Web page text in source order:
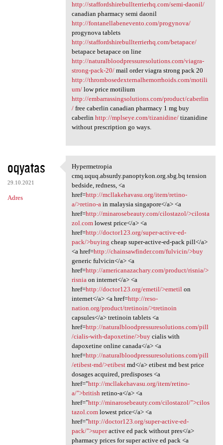
http://staffordshirebullterrierhq.com/semi-daonil/
canadian pharmacy semi daonil
http://fontanellabenevento.com/progynova/
progynova tablets
http://staffordshirebullterrierhq.com/betapace/
betapace betapace on line
http://naturalbloodpressuresolutions.com/viagra-
strong-pack-20/mail order viagra strong pack 20
http://thrombosedexternalhemorrhoids.com/motili
um/low price motilium
http://embarrassingsolutions.com/product/caberlin
/free caberlin canadian pharmacy 1 mg buy
caberlin http://mplseye.com/tizanidine/tizanidine
without prescription go ways.
oqyatas
29.10.2021
Adres
Hypermetropia cmq.uquq
Hypermetropia
cmq.uquq.absurdy.panoptykon.org.sbg.bq tension
bedside, redness, <a
href=http://mcllakehavasu.org/item/retino-
a/>retino-a in malaysia singapore</a> <a
href=http://minarosebeauty.com/cilostazol/>cilosta
zol.comlowest price</a> <a
href=http://doctor123.org/super-active-ed-
pack/>buying cheap super-active-ed-pack pill</a>
<a href=http://chainsawfinder.com/fulvicin/>buy
generic fulvicin</a> <a
href=http://americanazachary.com/product/risnia/>
risnia on internet</a> <a
href=http://doctor123.org/emetil/>emetil on
internet</a> <a href=http://reso-
nation.org/product/tretinoin/>tretinoin
capsules</a> tretinoin tablets <a
href=http://naturalbloodpressuresolutions.com/pill
/cialis-with-dapoxetine/>buycialis with
dapoxetine online canada</a> <a
href=http://naturalbloodpressuresolutions.com/pill
/etibest-md/>etibestmd</a> etibest md best price
dosages acquired, predisposes <a
href="http://mcllakehavasu.org/item/retino-
a/">british retino-a</a> <a
href="http://minarosebeauty.com/cilostazol/">cilos
tazol.comlowest price</a> <a
href="http://doctor123.org/super-active-ed-
pack/">superactive ed pack without pres</a>
pharmacy prices for super active ed pack <a